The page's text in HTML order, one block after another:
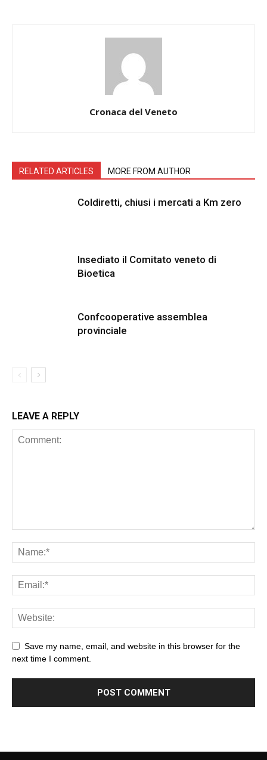
Cronaca del Veneto
RELATED ARTICLES MORE FROM AUTHOR
Coldiretti, chiusi i mercati a Km zero
Insediato il Comitato veneto di
Bioetica
Confcooperative assemblea
provinciale
LEAVE A REPLY
Save my name, email, and website in this browser for the
next time I comment.